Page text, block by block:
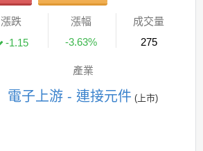
漲跌
-1.15
漲幅
-3.63%
成交量
275
產業
電子上游 - 連接元件 (上市)